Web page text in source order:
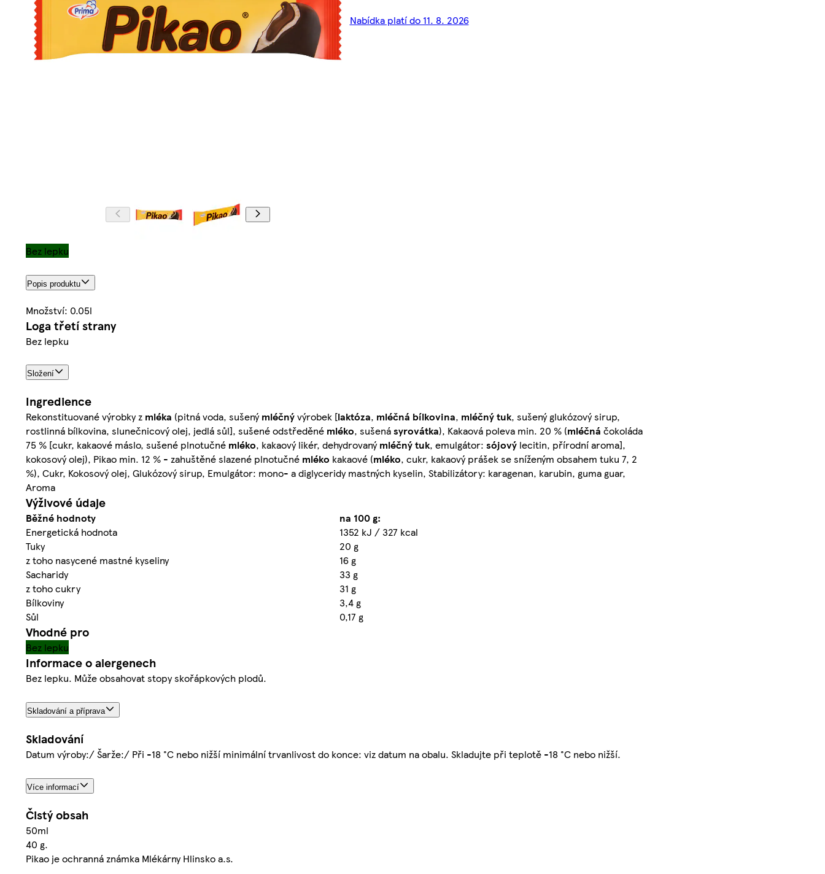
Nabídka platí do 11. 8. 2026
Bez lepku
Popis produktu
Množství: 0.05l
Loga třetí strany
Bez lepku
Složení
Ingredience
Rekonstituované výrobky z mléka (pitná voda, sušenýmléčnývýrobek [laktóza, mléčná bílkovina, mléčnýtuk, sušený glukózový sirup,
rostlinná bílkovina, slunečnicový olej, jedlá sůl], sušené odstředěné mléko, sušenásyrovátka), Kakaová poleva min. 20 % (mléčná čokoláda
75 % [cukr, kakaové máslo, sušené plnotučné mléko, kakaový likér, dehydrovanýmléčnýtuk, emulgátor: sójový lecitin, přírodní aroma],
kokosový olej), Pikao min. 12 % - zahuštěné slazené plnotučné mléko kakaové (mléko, cukr, kakaový prášek se sníženým obsahem tuku 7, 2
%), Cukr, Kokosový olej, Glukózový sirup, Emulgátor: mono- a diglyceridy mastných kyselin, Stabilizátory: karagenan, karubin, guma guar,
Aroma
Výživové údaje
Běžné hodnoty
na 100 g:
Energetická hodnota
1352 kJ / 327 kcal
Tuky
20 g
z toho nasycené mastné kyseliny
16 g
Sacharidy
33 g
z toho cukry
31 g
Bílkoviny
3,4 g
Sůl
0,17 g
Vhodné pro
Bez lepku
Informace o alergenech
Bez lepku. Může obsahovat stopy skořápkových plodů.
Skladování a příprava
Skladování
Datum výroby:/ Šarže:/ Při -18 °C nebo nižší minimální trvanlivost do konce: viz datum na obalu. Skladujte při teplotě -18 °C nebo nižší.
Více informací
Čistý obsah
50ml
40 g.
Pikao je ochranná známka Mlékárny Hlinsko a.s.